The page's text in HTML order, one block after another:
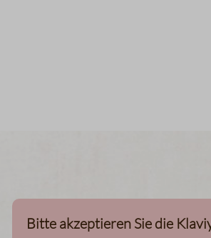
Bitte akzeptieren Sie die